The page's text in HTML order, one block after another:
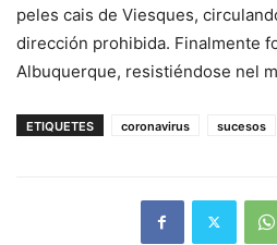
peles cais de Viesques,
dirección prohibida. Finalmente
Albuquerque, resistiéndose nel
ETIQUETES coronavirus sucesos